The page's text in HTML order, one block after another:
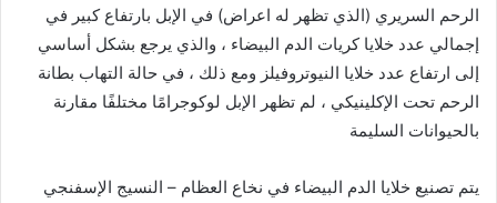
الرحم السريري (الذي تظهر له اعراض) في الإبل بارتفاع كبير في
إجمالي عدد خلايا كريات الدم البيضاء ، والذي يرجع بشكل أساسي
إلى ارتفاع عدد خلايا النيوتروفيلز ومع ذلك ، في حالة التهاب بطانة
الرحم تحت الإكلينيكي ، لم تظهر الإبل لوكوجرامًا مختلفًا مقارنة
بالحيوانات السليمة
يتم تصنيع خلايا الدم البيضاء في نخاع العظام – النسيج الإسفنجي